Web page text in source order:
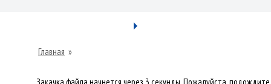
Главная »